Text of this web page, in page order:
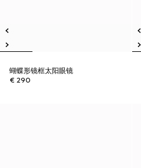
蝴蝶形镜框太阳眼镜
€ 290